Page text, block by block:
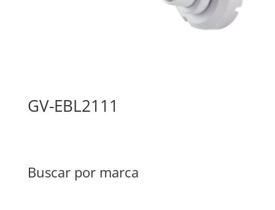
GV-EBL2111
Buscar por marca